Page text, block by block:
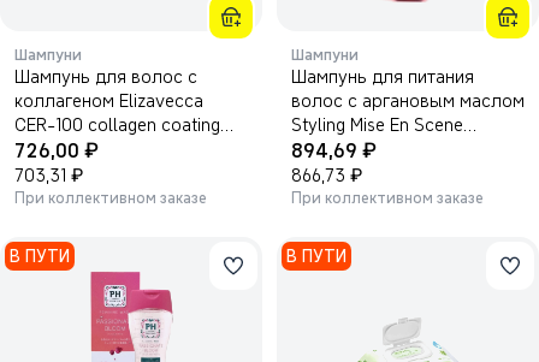
Шампуни
Шампунь для волос с
коллагеном Elizavecca
CER-100 collagen coating
hair A+ muscle tornado
shampoo 500мл.
726,00 ₽
703,31 ₽
При коллективном заказе
Шампуни
Шампунь для питания
волос с аргановым маслом
Styling Mise En Scene
680мл.
894,69 ₽
866,73 ₽
При коллективном заказе
В ПУТИ В ПУТИ